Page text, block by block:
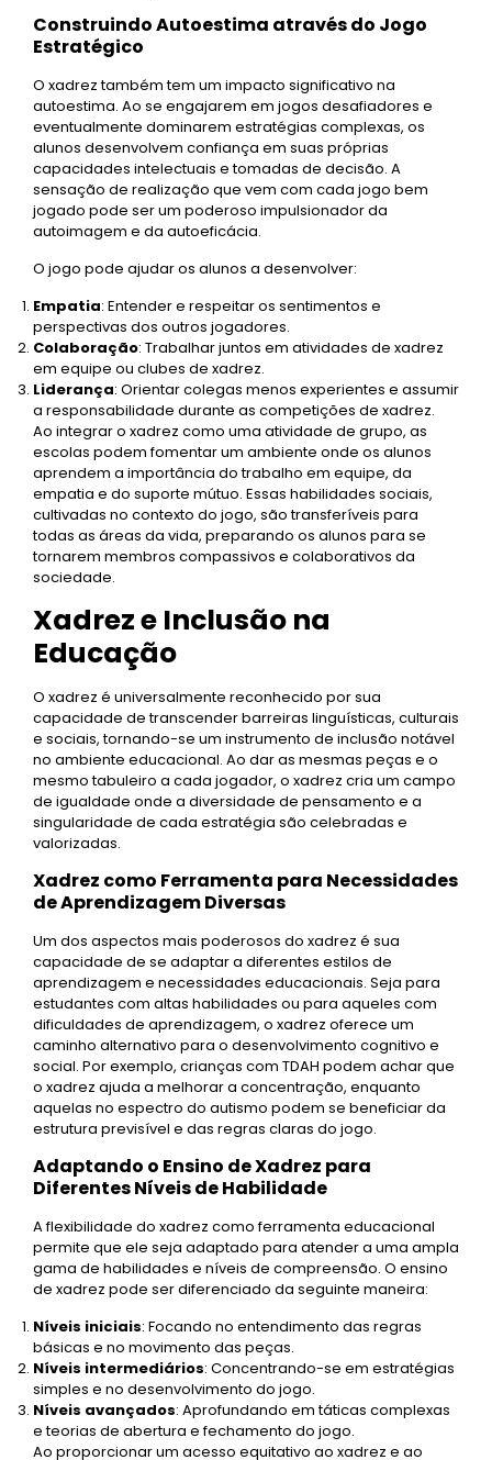
Construindo Autoestima através do Jogo
Estratégico
O xadrez também tem um impacto significativo na
autoestima. Ao se engajarem em jogos desafiadores e
eventualmente dominarem estratégias complexas, os
alunos desenvolvem confiança em suas próprias
capacidades intelectuais e tomadas de decisão. A
sensação de realização que vem com cada jogo bem
jogado pode ser um poderoso impulsionador da
autoimagem e da autoeficácia.
O jogo pode ajudar os alunos a desenvolver:
Empatia: Entender e respeitar os sentimentos e
perspectivas dos outros jogadores.
Colaboração: Trabalhar juntos em atividades de xadrez
em equipe ou clubes de xadrez.
Liderança: Orientar colegas menos experientes e assumir
a responsabilidade durante as competições de xadrez.
Ao integrar o xadrez como uma atividade de grupo, as
escolas podem fomentar um ambiente onde os alunos
aprendem a importância do trabalho em equipe, da
empatia e do suporte mútuo. Essas habilidades sociais,
cultivadas no contexto do jogo, são transferíveis para
todas as áreas da vida, preparando os alunos para se
tornarem membros compassivos e colaborativos da
sociedade.
Xadrez e Inclusão na
Educação
O xadrez é universalmente reconhecido por sua
capacidade de transcender barreiras linguísticas, culturais
e sociais, tornando-se um instrumento de inclusão notável
no ambiente educacional. Ao dar as mesmas peças e o
mesmo tabuleiro a cada jogador, o xadrez cria um campo
de igualdade onde a diversidade de pensamento e a
singularidade de cada estratégia são celebradas e
valorizadas.
Xadrez como Ferramenta para Necessidades
de Aprendizagem Diversas
Um dos aspectos mais poderosos do xadrez é sua
capacidade de se adaptar a diferentes estilos de
aprendizagem e necessidades educacionais. Seja para
estudantes com altas habilidades ou para aqueles com
dificuldades de aprendizagem, o xadrez oferece um
caminho alternativo para o desenvolvimento cognitivo e
social. Por exemplo, crianças com TDAH podem achar que
o xadrez ajuda a melhorar a concentração, enquanto
aquelas no espectro do autismo podem se beneficiar da
estrutura previsível e das regras claras do jogo.
Adaptando o Ensino de Xadrez para
Diferentes Níveis de Habilidade
A flexibilidade do xadrez como ferramenta educacional
permite que ele seja adaptado para atender a uma ampla
gama de habilidades e níveis de compreensão. O ensino
de xadrez pode ser diferenciado da seguinte maneira:
Níveis iniciais: Focando no entendimento das regras
básicas e no movimento das peças.
Níveis intermediários: Concentrando-se em estratégias
simples e no desenvolvimento do jogo.
Níveis avançados: Aprofundando em táticas complexas
e teorias de abertura e fechamento do jogo.
Ao proporcionar um acesso equitativo ao xadrez e ao